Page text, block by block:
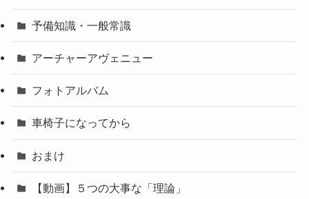
予備知識・一般常識
アーチャーアヴェニュー
フォトアルバム
車椅子になってから
おまけ
【動画】５つの大事な「理論」